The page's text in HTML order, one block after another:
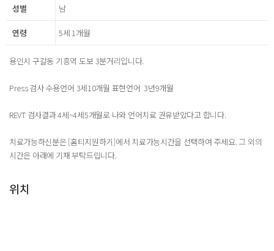
성별 남
연령 5세 1개월
용인시 구갈동 기흥역 도보 3분거리입니다.
Press 검사 수용언어 3세10개월 표현언어 3년9개월
REVT 검사결과 4세~4세5개월로 나와 언어치료 권유받았다고 합니다.
치료가능하신분은 [홈티지원하기]에서 치료가능시간을 선택하여 주세요. 그 외의
시간은 아래에 기재 부탁드립니다.
위치